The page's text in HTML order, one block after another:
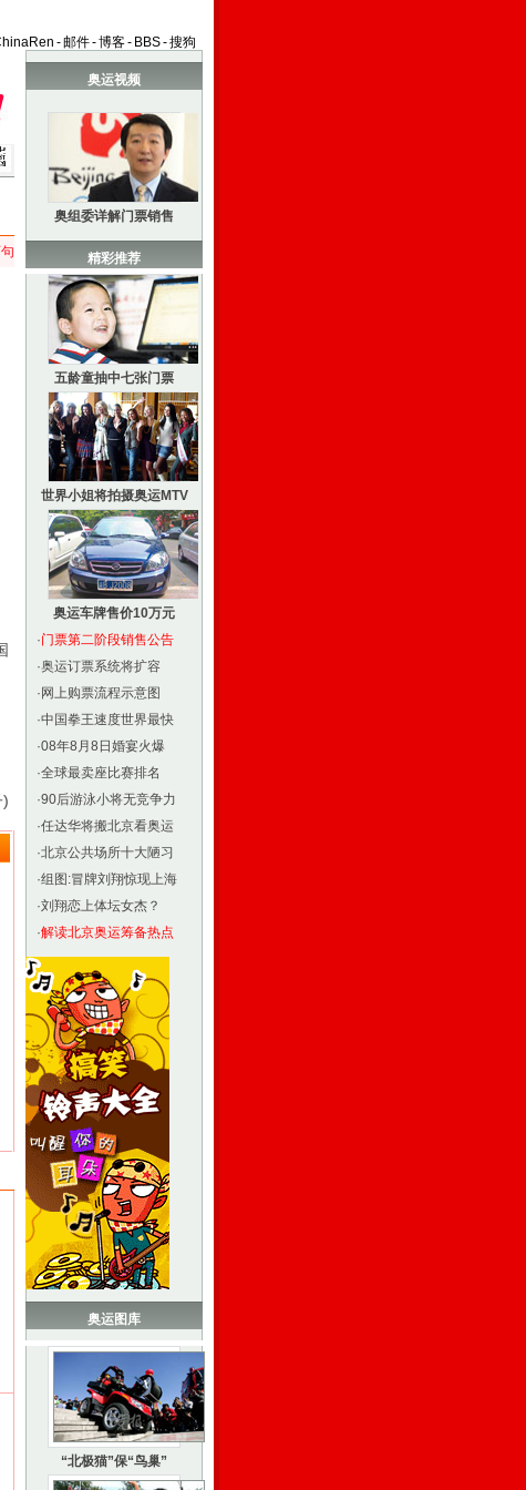
-邮件-博客- BBS-搜狗
)
奥运视频
奥组委详解门票销售
精彩推荐
五龄童抽中七张门票
世界小姐将拍摄奥运MTV
奥运车牌售价10万元
·门票第二阶段销售公告
·奥运订票系统将扩容
· 网上购票流程示意图
·中国拳王速度世界最快
·08年8月8日婚宴火爆
·全球最卖座比赛排名
·90后游泳小将无竞争力
·任达华将搬北京看奥运
·北京公共场所十大陋习
·组图:冒牌刘翔惊现上海
·刘翔恋上体坛女杰？
·解读北京奥运筹备热点
奥运图库
“北极猫”保“鸟巢”